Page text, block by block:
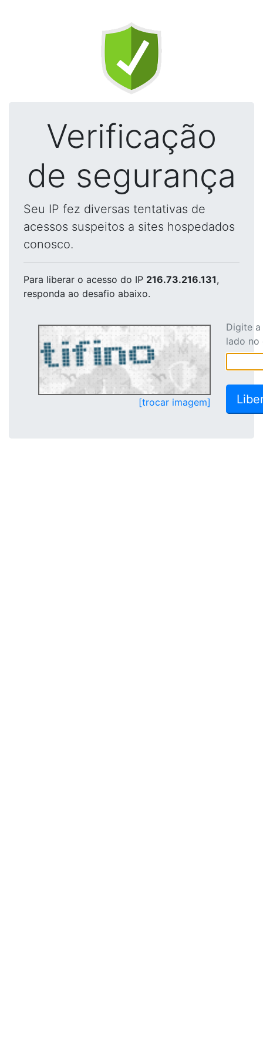
Verificação
de segurança
Seu IP fez diversas tentativas de
acessos suspeitos a sites hospedados
conosco.
Para liberar o acesso do IP 216.73.216.131,
responda ao desafio abaixo.
[trocar imagem]
Digite
lado no